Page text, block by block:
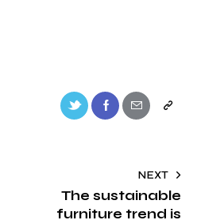
Twitter-Facebook
Share-Copy
NEXT
The sustainable
furniture trend is